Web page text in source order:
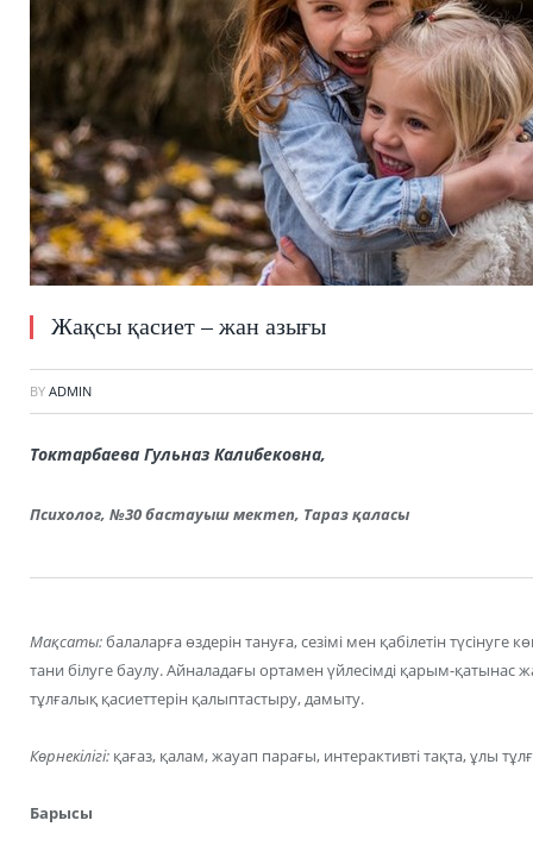
Жақсы қасиет – жан азығы
BY ADMIN
Токтарбаева Гульназ Калибековна,
Психолог, №30 бастауыш мектеп, Тараз қаласы
Мақсаты:балаларға өздерін тануға, сезімі мен қабілетін
тани білуге баулу. Айналадағы ортамен үйлесімді қарым-
тұлғалық қасиеттерін қалыптастыру, дамыту.
Көрнекілігі: қағаз, қалам, жауап парағы, интерактивті тақта, ұлы
Барысы